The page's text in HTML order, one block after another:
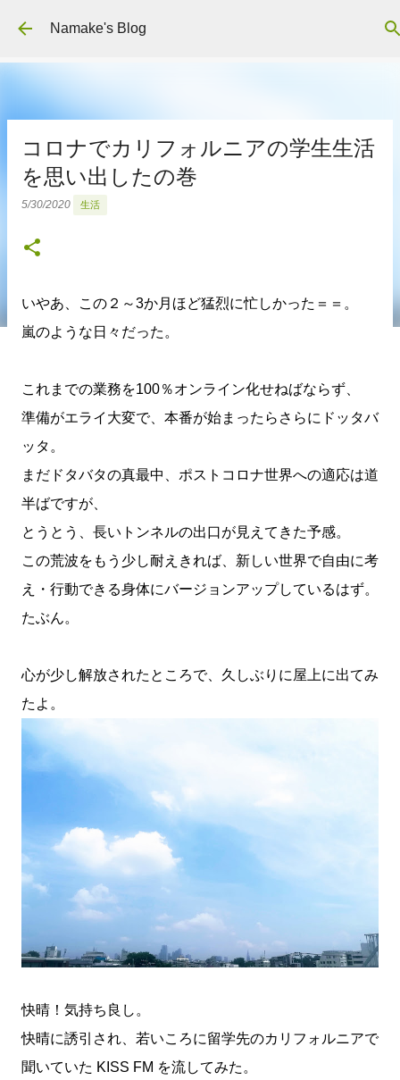
スキップしてメイン コンテンツに移動
Namake's Blog
コロナでカリフォルニアの学生生活
を思い出したの巻
5/30/2020 生活
いやあ、この２～3か月ほど猛烈に忙しかった＝＝。
嵐のような日々だった。
これまでの業務を100％オンライン化せねばならず、
準備がエライ大変で、本番が始まったらさらにドッタバ
ッタ。
まだドタバタの真最中、ポストコロナ世界への適応は道
半ばですが、
とうとう、長いトンネルの出口が見えてきた予感。
この荒波をもう少し耐えきれば、新しい世界で自由に考
え・行動できる身体にバージョンアップしているはず。
たぶん。
心が少し解放されたところで、久しぶりに屋上に出てみ
たよ。
快晴！気持ち良し。
快晴に誘引され、若いころに留学先のカリフォルニアで
聞いていた KISS FM を流してみた。